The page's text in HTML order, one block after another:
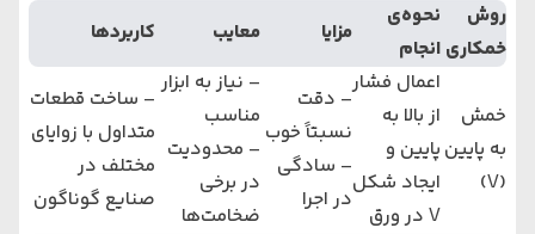
روش
خمکاری
نحوه‌ی
انجام
مزایا معایب کاربردها
خمش
به پایین
(V)
اعمال فشار
از بالا به
پایین و
ایجاد شکل
V در ورق
– دقت
نسبتاً خوب
– سادگی
در اجرا
– نیاز به ابزار
مناسب
– محدودیت
در برخی
ضخامت‌ها
– ساخت قطعات
متداول با زوایای
مختلف در
صنایع گوناگون